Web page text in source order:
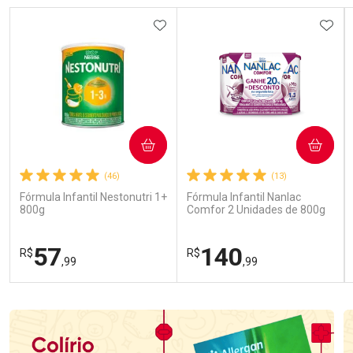
(46)
Fórmula Infantil Nestonutri 1+
800g
R$57,99
ADICIONAR AOS FAVORITOS
COMPRAR
(13)
Fórmula Infantil Nanlac
Comfor 2 Unidades de 800g
R$140,99
COMPRAR
Laboratório
Por Menos